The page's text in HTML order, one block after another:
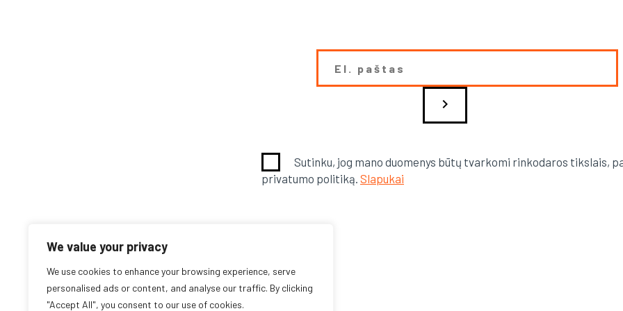
We value your privacy
We use cookies to enhance your browsing experience, serve
personalised ads or content, and analyse our traffic. By clicking
"Accept All", you consent to our use of cookies.
chevron_right
Sutinku, jog mano duomenys būtų tvarkomi rinkodaros tikslais,
privatumo politiką. Slapukai